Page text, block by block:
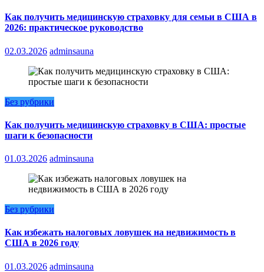
Как получить медицинскую страховку для семьи в США в
2026: практическое руководство
02.03.2026 adminsauna
Без рубрики
Как получить медицинскую страховку в США: простые
шаги к безопасности
01.03.2026 adminsauna
Без рубрики
Как избежать налоговых ловушек на недвижимость в
США в 2026 году
01.03.2026 adminsauna